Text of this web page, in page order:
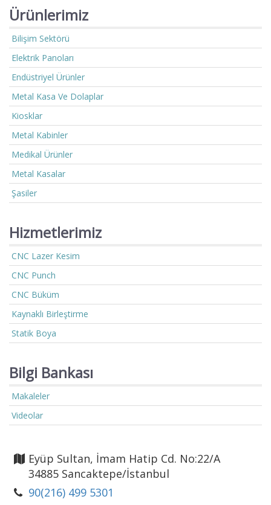
Ürünlerimiz
Bilişim Sektörü
Elektrik Panoları
Endüstriyel Ürünler
Metal Kasa Ve Dolaplar
Kiosklar
Metal Kabinler
Medikal Ürünler
Metal Kasalar
Şasiler
Hizmetlerimiz
CNC Lazer Kesim
CNC Punch
CNC Büküm
Kaynaklı Birleştirme
Statik Boya
Bilgi Bankası
Makaleler
Videolar
Eyüp Sultan, İmam Hatip Cd. No:22/A
34885 Sancaktepe/İstanbul
90(216) 499 5301